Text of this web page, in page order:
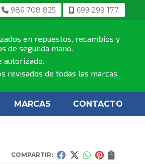
986 708 825 699 299 177
en repuestos, recambios y
de segunda mano.
autorizado.
revisados de todas las marcas.
MARCAS CONTACTO
COMPARTIR: